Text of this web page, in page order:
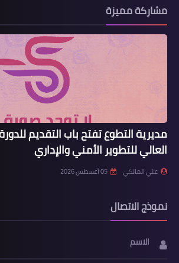
مشاركة مميزة
العالي للتطوير الأمني والإداري
علي المالكي 05 أغسطس 2026
نموذج الاتصال
الاسم